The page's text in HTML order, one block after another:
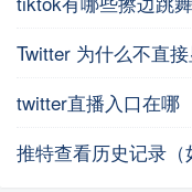
Twitter 为什么不直
twitter直播入口在哪
推特查看历史记录（